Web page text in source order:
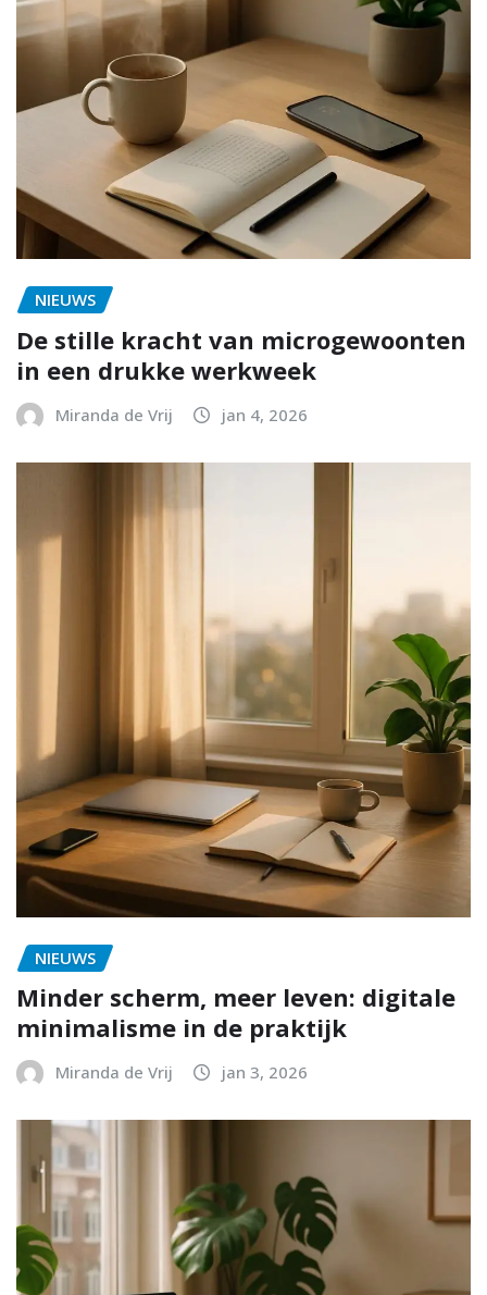
NIEUWS
De stille kracht van microgewoonten
in een drukke werkweek
Miranda de Vrij jan 4, 2026
NIEUWS
Minder scherm, meer leven: digitale
minimalisme in de praktijk
Miranda de Vrij jan 3, 2026